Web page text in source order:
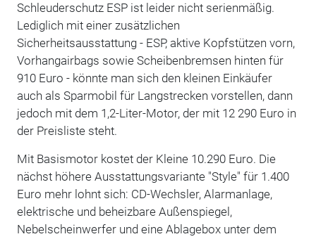
Schleuderschutz ESP ist leider nicht serienmäßig.
Lediglich mit einer zusätzlichen
Sicherheitsausstattung - ESP, aktive Kopfstützen vorn,
Vorhangairbags sowie Scheibenbremsen hinten für
910 Euro - könnte man sich den kleinen Einkäufer
auch als Sparmobil für Langstrecken vorstellen, dann
jedoch mit dem 1,2-Liter-Motor, der mit 12 290 Euro in
der Preisliste steht.
Mit Basismotor kostet der Kleine 10.290 Euro. Die
nächst höhere Ausstattungsvariante "Style" für 1.400
Euro mehr lohnt sich: CD-Wechsler, Alarmanlage,
elektrische und beheizbare Außenspiegel,
Nebelscheinwerfer und eine Ablagebox unter dem